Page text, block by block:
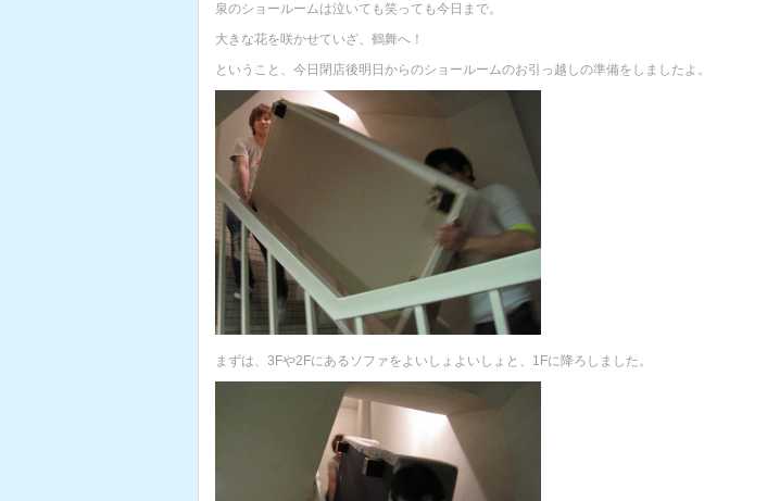
泉のショールームは泣いても笑っても今日まで。
大きな花を咲かせていざ、鶴舞へ！
ということ、今日閉店後明日からのショールームのお引っ越しの準備をしましたよ。
まずは、3Fや2Fにあるソファをよいしょよいしょと、1Fに降ろしました。